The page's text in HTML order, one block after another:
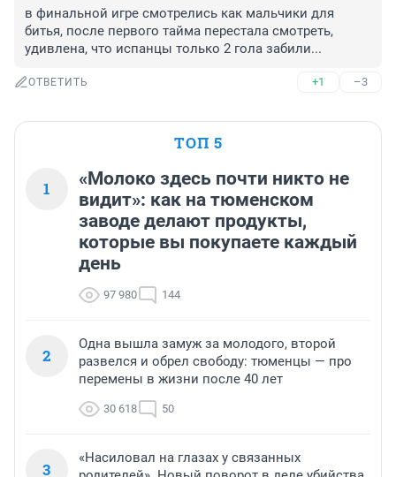
в финальной игре смотрелись как мальчики для
битья, после первого тайма перестала смотреть,
удивлена, что испанцы только 2 гола забили...
ОТВЕТИТЬ +1 –3
ТОП 5
1
«Молоко здесь почти никто не
видит»: как на тюменском
заводе делают продукты,
которые вы покупаете каждый
день
97 980 144
2
Одна вышла замуж за молодого, второй
развелся и обрел свободу: тюменцы — про
перемены в жизни после 40 лет
30 618 50
3
«Насиловал на глазах у связанных